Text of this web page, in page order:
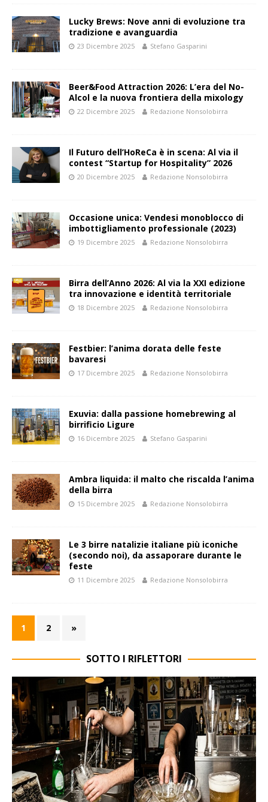
Lucky Brews: Nove anni di evoluzione tra
tradizione e avanguardia
23 Dicembre 2025 Stefano Gasparini
Beer&Food Attraction 2026: L’era del No-
Alcol e la nuova frontiera della mixology
22 Dicembre 2025 Redazione Nonsolobirra
Il Futuro dell’HoReCa è in scena: Al via il
contest “Startup for Hospitality” 2026
20 Dicembre 2025 Redazione Nonsolobirra
Occasione unica: Vendesi monoblocco di
imbottigliamento professionale (2023)
19 Dicembre 2025 Redazione Nonsolobirra
Birra dell’Anno 2026: Al via la XXI edizione
tra innovazione e identità territoriale
18 Dicembre 2025 Redazione Nonsolobirra
Festbier: l’anima dorata delle feste
bavaresi
17 Dicembre 2025 Redazione Nonsolobirra
Exuvia: dalla passione homebrewing al
birrificio Ligure
16 Dicembre 2025 Stefano Gasparini
Ambra liquida: il malto che riscalda l’anima
della birra
15 Dicembre 2025 Redazione Nonsolobirra
Le 3 birre natalizie italiane più iconiche
(secondo noi), da assaporare durante le
feste
11 Dicembre 2025 Redazione Nonsolobirra
1 2 »
SOTTO I RIFLETTORI